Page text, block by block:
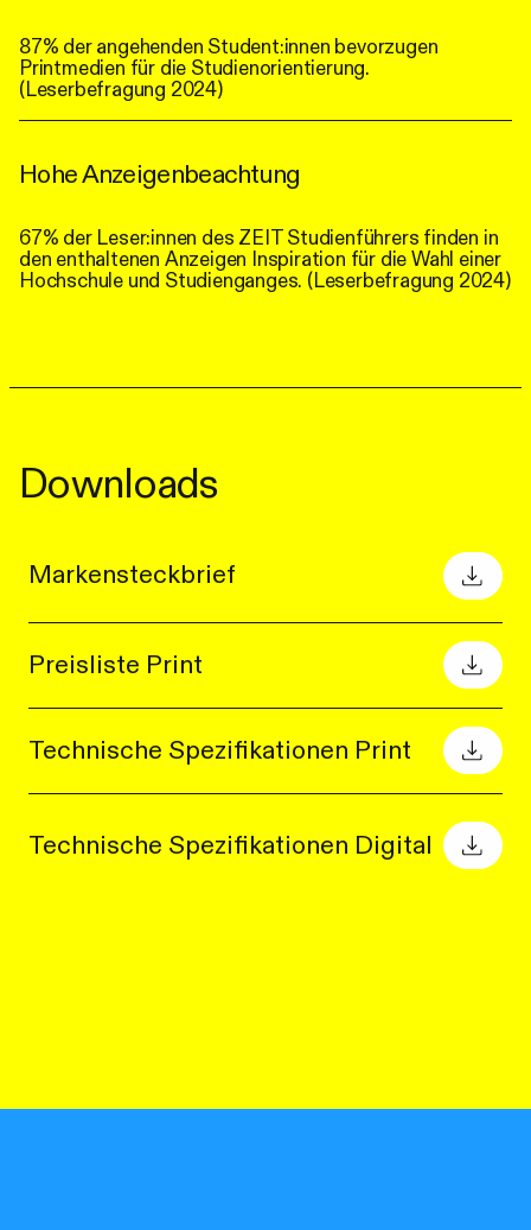
87% der angehenden Student:innen bevorzugen
Printmedien für die Studienorientierung.
(Leserbefragung 2024)
Hohe Anzeigenbeachtung
67% der Leser:innen des ZEIT Studienführers finden in
den enthaltenen Anzeigen Inspiration für die Wahl einer
Hochschule und Studienganges. (Leserbefragung 2024)
Downloads
Markensteckbrief
Preisliste Print
Technische Spezifikationen Print
Technische Spezifikationen Digital